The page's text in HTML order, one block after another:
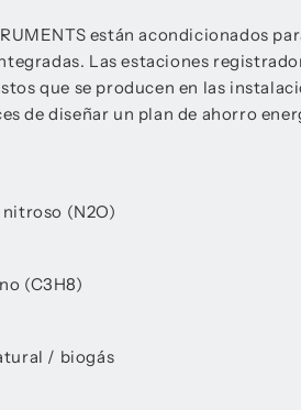
están acondicionados
Las estaciones
que se producen en las
de diseñar un plan de ahorro
(N2O)
(C3H8)
/ biogás